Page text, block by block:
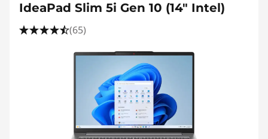
IdeaPad Slim 5i Gen 10 (14" Intel)
(65)